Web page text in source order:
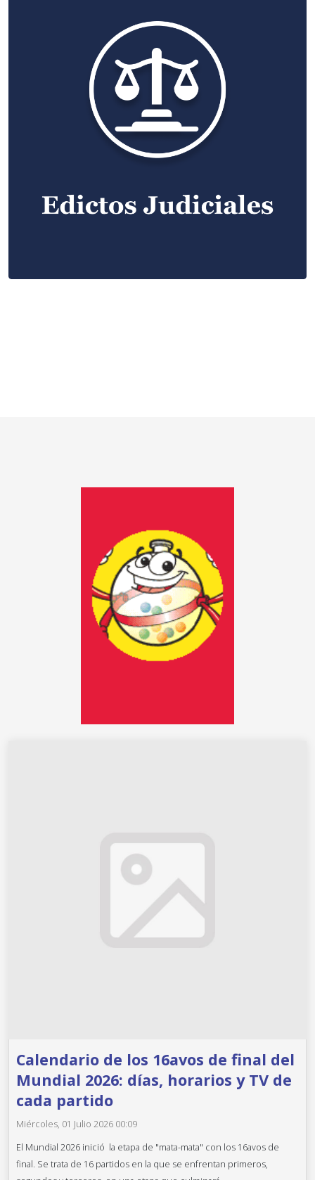
Calendario de los 16avos de final del
Mundial 2026: días, horarios y TV de
cada partido
Miércoles, 01 Julio 2026 00:09
El Mundial 2026 inició la etapa de "mata-mata" con los 16avos de
final. Se trata de 16 partidos en la que se enfrentan primeros,